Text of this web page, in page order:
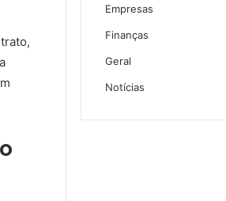
Empresas
Finanças
Geral
Notícias